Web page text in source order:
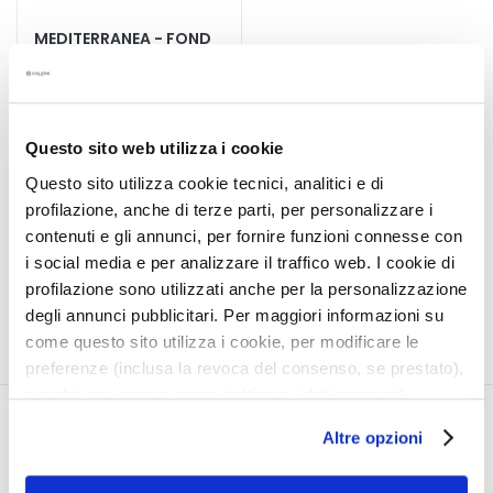
Questo sito web utilizza i cookie
Questo sito utilizza cookie tecnici, analitici e di
profilazione, anche di terze parti, per personalizzare i
contenuti e gli annunci, per fornire funzioni connesse con
i social media e per analizzare il traffico web. I cookie di
profilazione sono utilizzati anche per la personalizzazione
degli annunci pubblicitari. Per maggiori informazioni su
come questo sito utilizza i cookie, per modificare le
preferenze (inclusa la revoca del consenso, se prestato),
nonché per sapere come trattiamo i dati personali –
l’informativa cookie completa e l’informativa privacy
disponibiliqui. Le ricordiamo che, qualora clicchi su
Altre opzioni
e
m
e
t
s
s
c
i
f
i
q
u
MEDITERRANEA - FOND
RECHARGE
teint unifié en un seul
geste
30,00 €
4 colors available
Qui sommes-nous
MON PROFIL
Informations du compte